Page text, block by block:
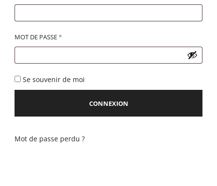
MOT DE PASSE*
Se souvenir de moi
CONNEXION
Mot de passe perdu ?